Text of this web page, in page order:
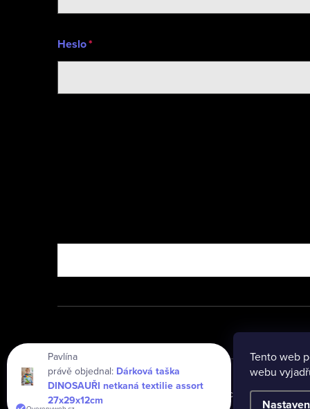
Tento web
webu
Heslo
Copyright 2026 . Všechna práva
Pavlína
právě objednal: Dárková taška
DINOSAUŘI netkaná textilie assort
27x29x12cm